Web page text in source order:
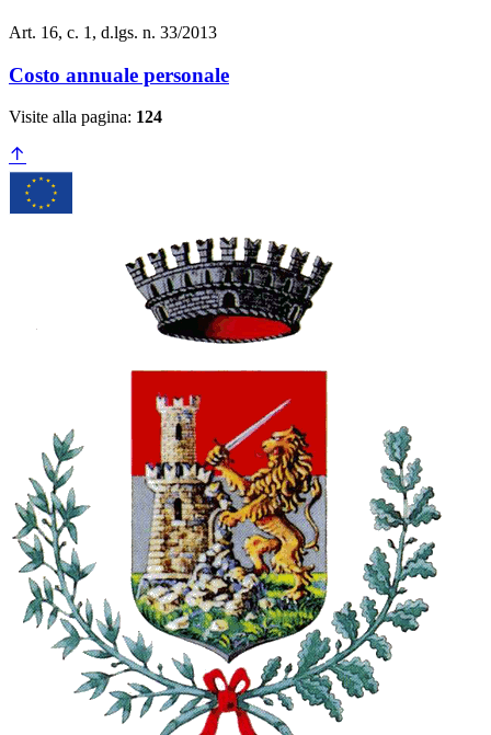
Art. 16, c. 1, d.lgs. n. 33/2013
Costo annuale personale
Visite alla pagina: 124